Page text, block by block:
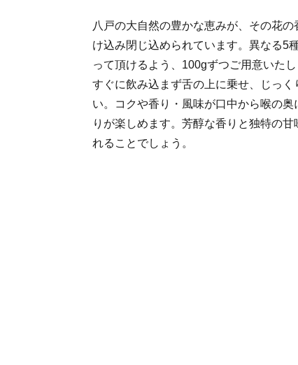
八戸の大自然の豊かな恵みが、その花
け込み閉じ込められています。異なる5
って頂けるよう、100gずつご用意いた
すぐに飲み込まず舌の上に乗せ、じっ
い。コクや香り・風味が口中から喉の
りが楽しめます。芳醇な香りと独特の甘
れることでしょう。